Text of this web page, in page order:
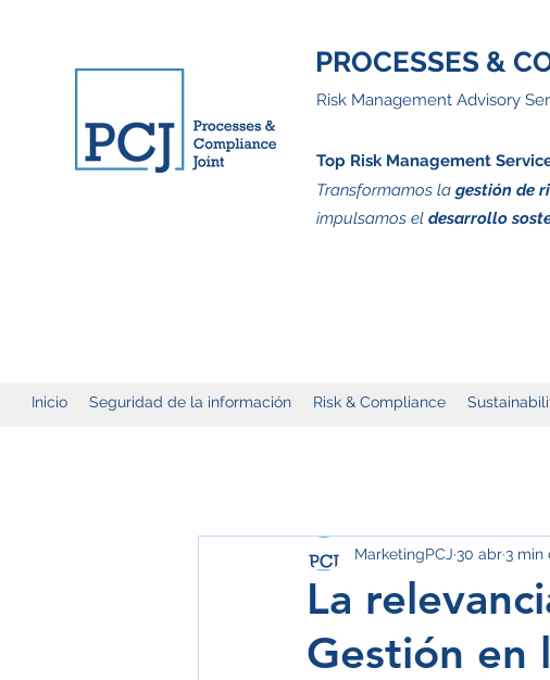
PROCESSES &
Risk Management Advisory
Top Risk Management
Transformamos la gestión de
impulsamos el desarrollo
Inicio Seguridad de la información Risk & Compliance
La
Gestión en
MarketingPCJ 30 abr3 min